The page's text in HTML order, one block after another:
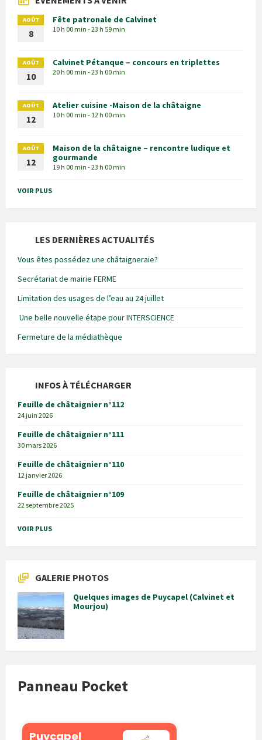
AOÛT
8
Fête patronale de Calvinet
10 h 00 min - 23 h 59 min
AOÛT
10
Calvinet Pétanque – concours en triplettes
20 h 00 min - 23 h 00 min
AOÛT
12
Atelier cuisine -Maison de la châtaigne
10 h 00 min - 12 h 00 min
AOÛT
12
Maison de la châtaigne – rencontre ludique et
gourmande
19 h 00 min - 23 h 00 min
VOIR PLUS
LES DERNIÈRES ACTUALITÉS
Vous êtes possédez une châtaigneraie?
Secrétariat de mairie FERME
Limitation des usages de l’eau au 24 juillet
Une belle nouvelle étape pour INTERSCIENCE
Fermeture de la médiathèque
INFOS À TÉLÉCHARGER
Feuille de châtaignier n°112
24 juin 2026
Feuille de châtaignier n°111
30 mars 2026
Feuille de châtaignier n°110
12 janvier 2026
Feuille de châtaignier n°109
22 septembre 2025
VOIR PLUS
GALERIE PHOTOS
Quelques images de Puycapel (Calvinet et
Mourjou)
Panneau Pocket